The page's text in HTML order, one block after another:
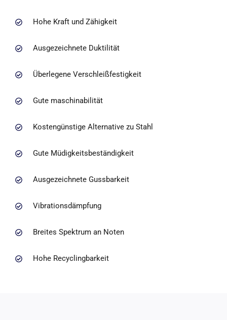
Hohe Kraft und Zähigkeit
Ausgezeichnete Duktilität
Überlegene Verschleißfestigkeit
Gute maschinabilität
Kostengünstige Alternative zu Stahl
Gute Müdigkeitsbeständigkeit
Ausgezeichnete Gussbarkeit
Vibrationsdämpfung
Breites Spektrum an Noten
Hohe Recyclingbarkeit